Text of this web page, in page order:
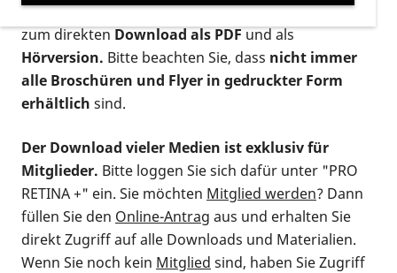
postalischen Bestellung als gedruckte Variante
zum direktenDownload als PDFund als
Hörversion. Bitte beachten Sie, dass nicht immer
alle Broschüren und Flyer in gedruckter Form
erhältlich sind.
Der Download vieler Medien ist exklusiv für
Mitglieder. Bitte loggen Sie sich dafür unter "PRO
RETINA +" ein. Sie möchten Mitglied werden? Dann
füllen Sie den Online-Antrag aus und erhalten Sie
direkt Zugriff auf alle Downloads und Materialien.
Wenn Sie noch kein Mitglied sind, haben Sie Zugriff